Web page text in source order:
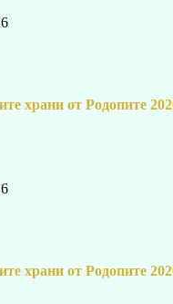
храни от Родопите
храни от Родопите